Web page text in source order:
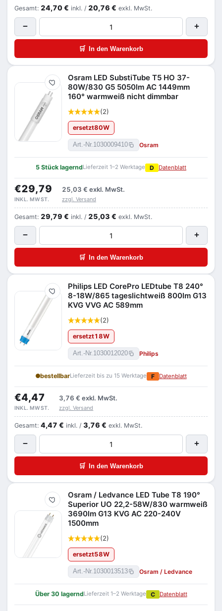
Gesamt: 24,70 € inkl. / 20,76 € exkl. MwSt.
− +
🛒 In den Warenkorb
Merken
Osram LED SubstiTube T5 HO 37-
80W/830 G5 5050lm AC 1449mm
160° warmweiß nicht dimmbar
(2)
ersetzt80W
Art.-Nr.1030009410 Osram
5 Stück lagerndLieferzeit 1–2 Werktage D Datenblatt
€29,79 25,03 € exkl. MwSt.
INKL. MWST. zzgl. Versand
Gesamt: 29,79 € inkl. / 25,03 € exkl. MwSt.
− +
🛒 In den Warenkorb
Merken
Philips LED CorePro LEDtube T8 240°
8-18W/865 tageslichtweiß 800lm G13
KVG VVG AC 589mm
(2)
ersetzt18W
Art.-Nr.1030012020 Philips
bestellbarLieferzeit bis zu 15 Werktage F Datenblatt
€4,47 3,76 € exkl. MwSt.
INKL. MWST. zzgl. Versand
Gesamt: 4,47 € inkl. / 3,76 € exkl. MwSt.
− +
🛒 In den Warenkorb
Merken
Osram / Ledvance LED Tube T8 190°
Superior UO 22,2-58W/830 warmweiß
3690lm G13 KVG AC 220-240V
1500mm
(2)
ersetzt58W
Art.-Nr.1030013513 Osram / Ledvance
Über 30 lagerndLieferzeit 1–2 Werktage C Datenblatt